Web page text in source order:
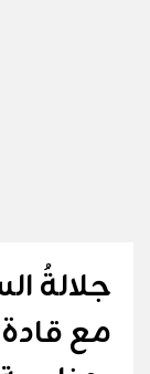
جلالةُ
مع قادة